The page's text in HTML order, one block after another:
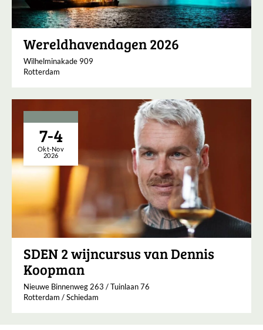
Wereldhavendagen 2026
Wilhelminakade 909
Rotterdam
7-4
Okt-Nov
2026
SDEN 2 wijncursus van Dennis
Koopman
Nieuwe Binnenweg 263 / Tuinlaan 76
Rotterdam / Schiedam